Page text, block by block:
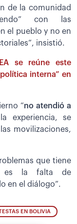
de la comunidad
con las
el pueblo y no en
insistió.
se reúne este
interna” en
“no atendió a
experiencia, se
movilizaciones,
que tiene
es la falta de
en el diálogo”.
EN BOLIVIA